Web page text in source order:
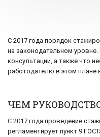
С 2017 года порядок
на законодательном
консультации, а также что
работодателю в этом
ЧЕМ
С 2017 года проведение
регламентирует пункт 9